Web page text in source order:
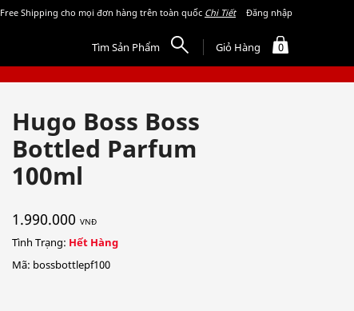
Tìm Sản Phẩm Giỏ Hàng 0
Free Shipping cho mọi đơn hàng trên toàn quốc Chi Tiết Đăng nhập
Hugo Boss Boss
Bottled Parfum
100ml
1.990.000 VNĐ
Tình Trạng: Hết Hàng
Mã: bossbottlepf100